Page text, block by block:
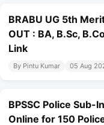
BRABU UG 5th
OUT : BA, B.Sc,
Link
By Pintu Kumar 05 Aug
BPSSC Police
Online for 150